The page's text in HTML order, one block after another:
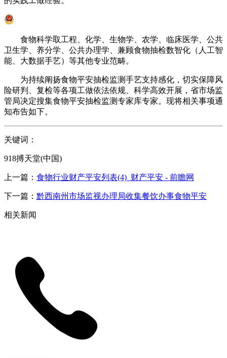
食物科学取工程、化学、生物学、农学、临床医学、公共
卫生学、养分学、公共办理学、兼顾食物抽检数智化（人工智
能、大数据手艺）等其他专业范畴。
为持续阐扬食物平安抽检监测手艺支持感化，切实保障风
险研判、复检等各项工做依法依规、科学高效开展，省市场监
管局决定搜集食物平安抽检监测专家库专家。现将相关事项通
知布告如下。
关键词：
918搏天堂(中国)
上一篇： 食物行业财产平安列表(4)_财产平安 - 前瞻网
下一篇： 黔西南州市场监视办理局收集餐饮办事食物平安
相关新闻